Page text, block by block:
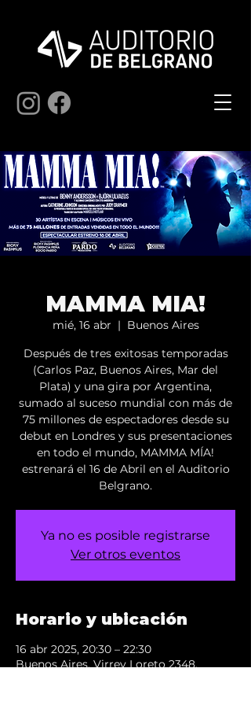
MAMMA MIA!
mié, 16 abr
  |
Buenos Aires
Después de tres exitosas temporadas
(Carlos Paz, Buenos Aires, Mar del
Plata) y una gira por Argentina,
sumado al suceso mundial con más de
75 millones de espectadores desde su
debut en Londres y sus presentaciones
en todo el mundo, MAMMA MÍA!
estrenará el 16 de Abril en el Auditorio
Belgrano.
Ya no es posible registrarse
Ver otros eventos
Horario y ubicación
16 abr 2025, 20:30 – 22:30
Buenos Aires, Virrey Loreto 2348,